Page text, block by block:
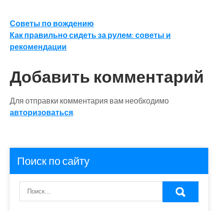
Навигация
по
Советы по вождению
Как правильно сидеть за рулем: советы и
рекомендации
Добавить комментарий
Для отправки комментария вам необходимо
авторизоваться.
Поиск по сайту